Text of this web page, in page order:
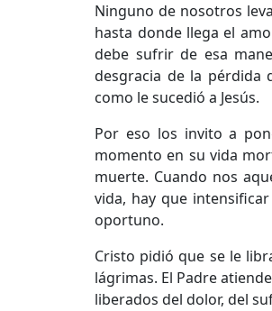
Ninguno de nosotros
hasta donde llega el
debe sufrir de esa
desgracia de la pérdida
como le sucedió a Jesús.
Por eso los invito a
momento en su vida
muerte. Cuando nos
vida, hay que
oportuno.
Cristo pidió que se le
lágrimas. El Padre
liberados del dolor, del